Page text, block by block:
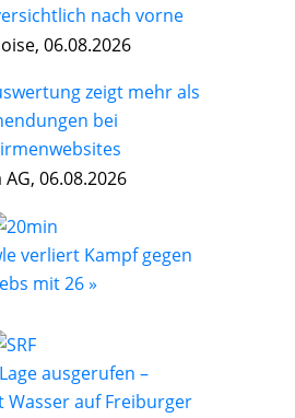
nach vorne
06.08.2026
zeigt mehr als
bei
AG, 06.08.2026
verliert Kampf gegen
mit 26 »
ausgerufen –
Wasser auf Freiburger